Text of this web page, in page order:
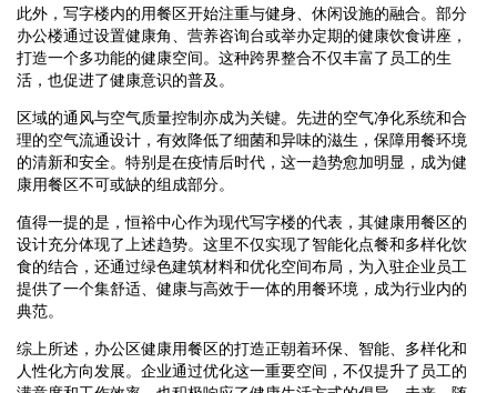
此外，写字楼内的用餐区开始注重与健身、休闲设施的融合。部分
办公楼通过设置健康角、营养咨询台或举办定期的健康饮食讲座，
打造一个多功能的健康空间。这种跨界整合不仅丰富了员工的生
活，也促进了健康意识的普及。
区域的通风与空气质量控制亦成为关键。先进的空气净化系统和合
理的空气流通设计，有效降低了细菌和异味的滋生，保障用餐环境
的清新和安全。特别是在疫情后时代，这一趋势愈加明显，成为健
康用餐区不可或缺的组成部分。
值得一提的是，恒裕中心作为现代写字楼的代表，其健康用餐区的
设计充分体现了上述趋势。这里不仅实现了智能化点餐和多样化饮
食的结合，还通过绿色建筑材料和优化空间布局，为入驻企业员工
提供了一个集舒适、健康与高效于一体的用餐环境，成为行业内的
典范。
综上所述，办公区健康用餐区的打造正朝着环保、智能、多样化和
人性化方向发展。企业通过优化这一重要空间，不仅提升了员工的